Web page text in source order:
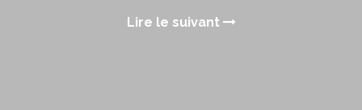
Lire le suivant